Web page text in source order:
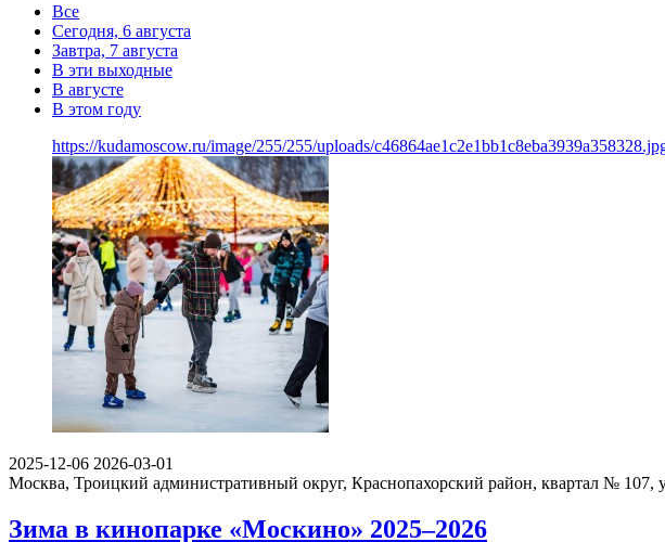
Все
Сегодня, 6 августа
Завтра, 7 августа
В эти выходные
В августе
В этом году
https://kudamoscow.ru/image/255/255/uploads/
2025-12-06 2026-03-01
Москва, Троицкий административный округ, Краснопахорский район, квартал № 107,
Зима в кинопарке «Москино» 2025–2026